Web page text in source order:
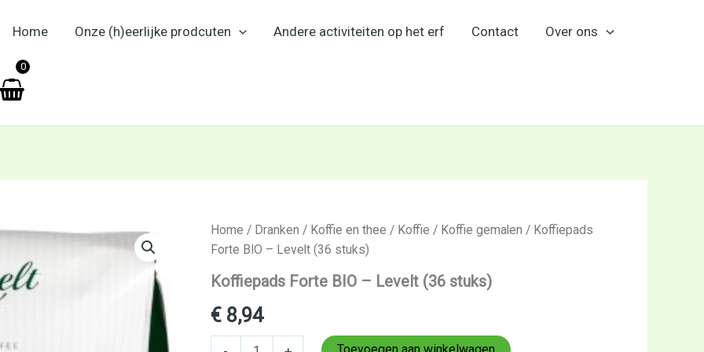
Home Onze (h)eerlijke prodcuten Andere activiteiten op het erf Contact Over ons
0
Home / Dranken / Koffie en thee / Koffie / Koffie gemalen / Koffiepads
Forte BIO – Levelt (36 stuks)
Koffiepads Forte BIO – Levelt (36 stuks)
€8,94
Koffiepads
Forte
–
Levelt
(36
stuks)
aantal